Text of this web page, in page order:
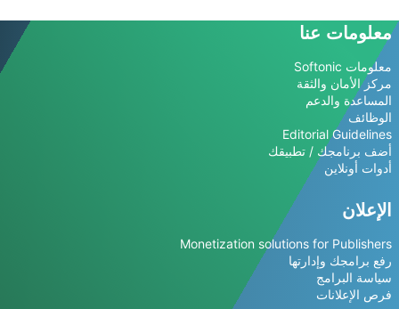
معلومات عنا
معلومات Softonic
مركز الأمان والثقة
المساعدة والدعم
الوظائف
Editorial Guidelines
أضف برنامجك / تطبيقك
أدوات أونلاين
الإعلان
Monetization solutions for Publishers
رفع برامجك وإدارتها
سياسة البرامج
فرص الإعلانات